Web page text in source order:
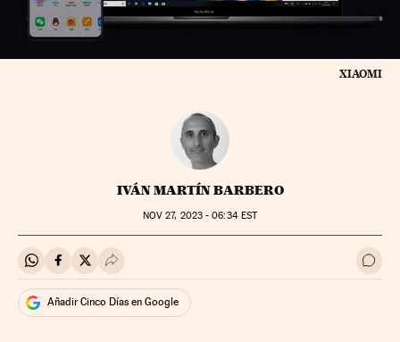
XIAOMI
IVÁN MARTÍN BARBERO
NOV 27, 2023 - 06:34EST
Compartir en Whatsapp
Compartir en Facebook
Compartir en Twitter
Desplegar Redes Sociales Ir a
Añadir Cinco Días en Google